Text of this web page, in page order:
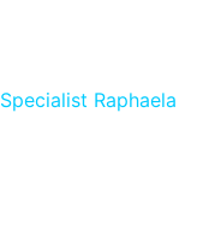
Specialist Raphaela